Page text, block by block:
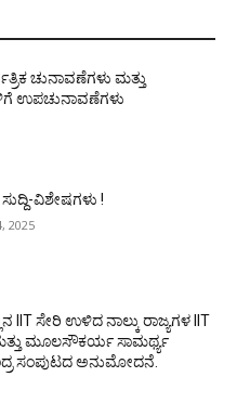
ಚುನಾವಣೆಗಳು ಮತ್ತು
ಉಪಚುನಾವಣೆಗಳು
ವಿಶೇಷಗಳು !
2025
IIT ಸೇರಿ ಉಳಿದ ನಾಲ್ಕು ರಾಜ್ಯಗಳ IIT
ಮತ್ತು ಮೂಲಸೌಕರ್ಯ ಸಾಮರ್ಥ್ಯ
ಸಂಪುಟದ ಅನುಮೋದನೆ.